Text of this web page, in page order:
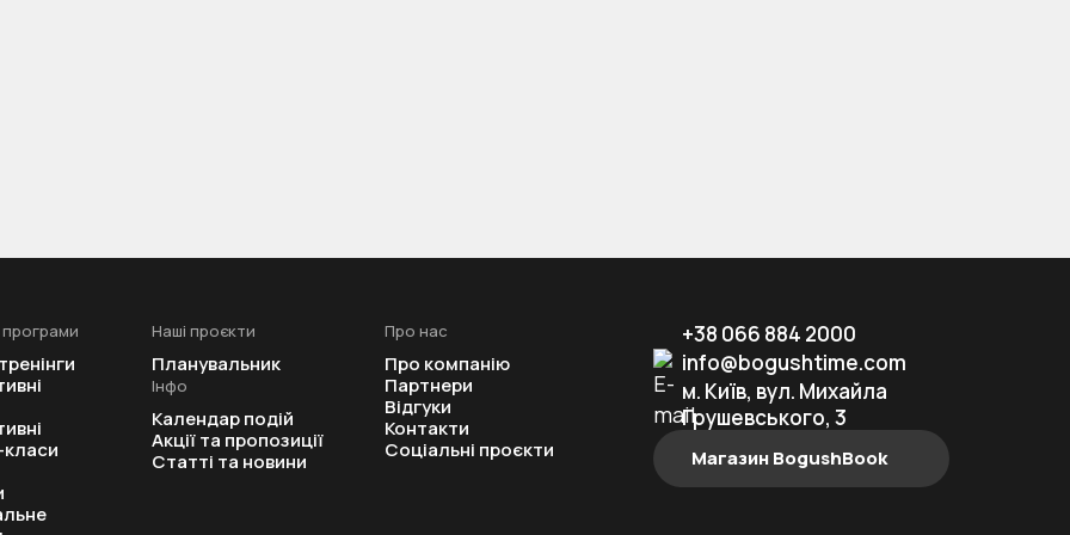
який змінює підхід до роботи, а не просто прискорює окремі дії.
першими
програми Наші проєкти
Планувальник
Інфо
Календар подій
Акції та пропозиції
Статті та новини
Про нас
Про компанію
Партнери
Відгуки
Контакти
Соціальні проєкти
+38 066 884 2000
info@bogushtime.com
м. Київ, вул. Михайла
Грушевського, 3
Магазин BogushBook